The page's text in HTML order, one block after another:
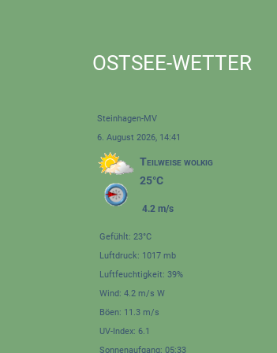
OSTSEE-WETTER
Steinhagen-MV
6. August 2026, 14:41
Teilweise wolkig
25°C
4.2 m/s
Gefühlt: 23°C
Luftdruck: 1017 mb
Luftfeuchtigkeit: 39%
Wind: 4.2 m/s W
Böen: 11.3 m/s
UV-Index: 6.1
Sonnenaufgang: 05:33